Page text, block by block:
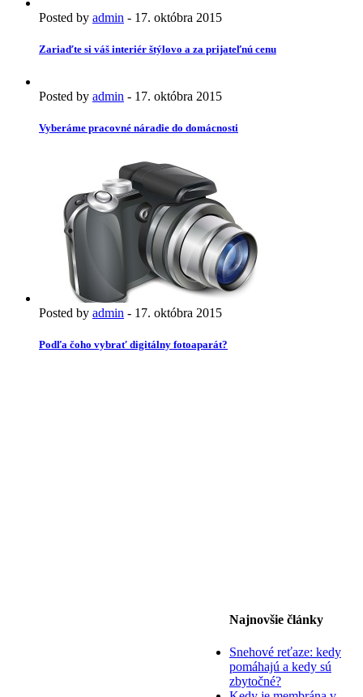
Posted by admin - 17. októbra 2015
Zariaďte si váš interiér štýlovo a za prijateľnú cenu
Posted by admin - 17. októbra 2015
Vyberáme pracovné náradie do domácnosti
Posted by admin - 17. októbra 2015
Podľa čoho vybrať digitálny fotoaparát?
Najnovšie články
Snehové reťaze: kedy
pomáhajú a kedy sú
zbytočné?